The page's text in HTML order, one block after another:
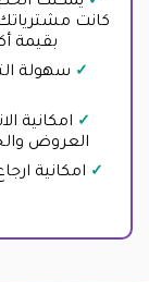
بقيمة أكثر من 1000
سهولة
امكانية
العروض
امكانية